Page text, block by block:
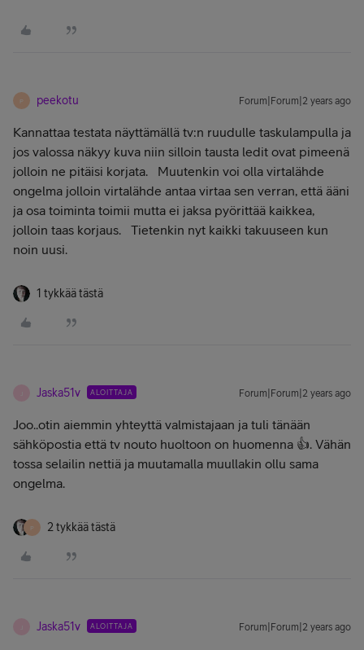
P peekotu Forum|Forum|2 years ago
Kannattaa testata näyttämällä tv:n ruudulle taskulampulla ja
jos valossa näkyy kuva niin silloin tausta ledit ovat pimeenä
jolloin ne pitäisi korjata. Muutenkin voi olla virtalähde
ongelma jolloin virtalähde antaa virtaa sen verran, että ääni
ja osa toiminta toimii mutta ei jaksa pyörittää kaikkea,
jolloin taas korjaus. Tietenkin nyt kaikki takuuseen kun
noin uusi.
1 tykkää tästä
Jaska51v ALOITTAJA Forum|Forum|2 years ago
Joo..otin aiemmin yhteyttä valmistajaan ja tuli tänään
sähköpostia että tv nouto huoltoon on huomenna 👍. Vähän
tossa selailin nettiä ja muutamalla muullakin ollu sama
ongelma.
P 2 tykkää tästä
Jaska51v ALOITTAJA Forum|Forum|2 years ago